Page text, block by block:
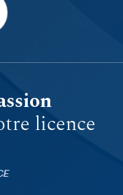
licence